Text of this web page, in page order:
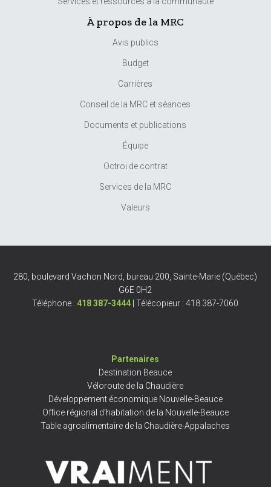
À propos de la MRC
Avis publics
Budget
Carrières
Conseil de la MRC et séances
Documents et publications
Équipe
Octroi de contrat
Services de la MRC
Valeurs
280, boulevard Vachon Nord, bureau 200, Sainte-Marie (Québec)
G6E 0H2
Téléphone : 418 387-3444 | Télécopieur : 418 387-7060
Partenaires
Destination Beauce
Véloroute de la Chaudière
Développement économique Nouvelle-Beauce
Office régional d’habitation de la Nouvelle-Beauce
Table agroalimentaire de la Chaudière-Appalaches